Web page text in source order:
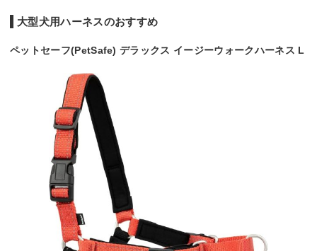
大型犬用ハーネスのおすすめ
ペットセーフ(PetSafe) デラックス イージーウォークハーネス L